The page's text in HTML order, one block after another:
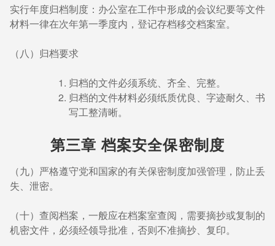
实行年度归档制度：办公室在工作中形成的会议纪要等文件
材料一律在次年第一季度内，登记存档移交档案室。
（八）归档要求
归档的文件必须系统、齐全、完整。
归档的文件材料必须纸质优良、字迹耐久、书
写工整清晰。
第三章 档案安全保密制度
（九）严格遵守党和国家的有关保密制度加强管理，防止丢
失、泄密。
（十）查阅档案，一般应在档案室查阅，需要摘抄或复制的
机密文件，必须经领导批准，否则不准摘抄、复印。